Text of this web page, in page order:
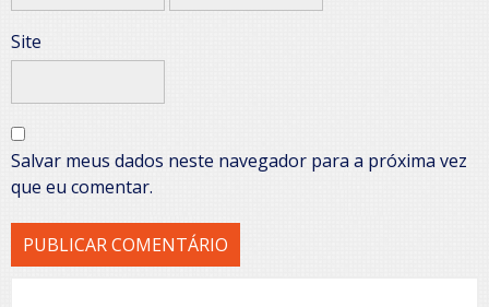
Site
Salvar meus dados neste navegador para a próxima vez
que eu comentar.